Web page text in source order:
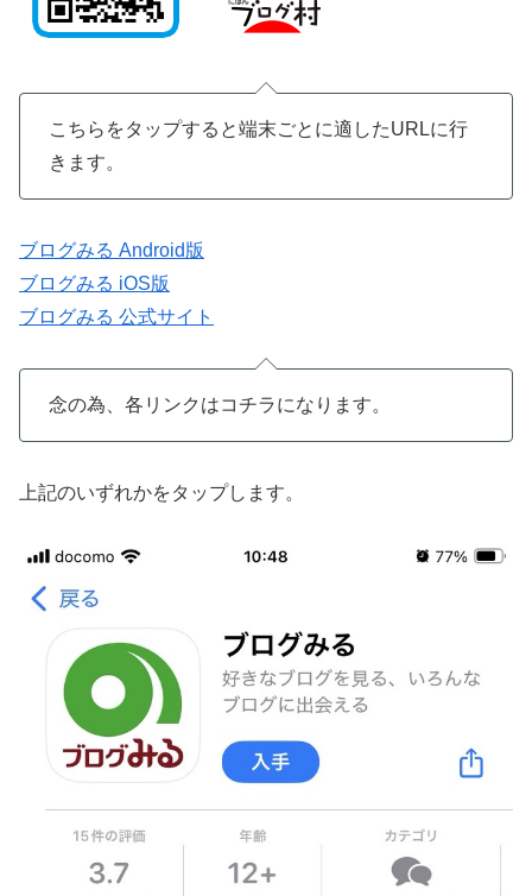
こちらをタップすると端末ごとに適したURLに行
きます。
ブログみる Android版
ブログみる iOS版
ブログみる 公式サイト
念の為、各リンクはコチラになります。
上記のいずれかをタップします。